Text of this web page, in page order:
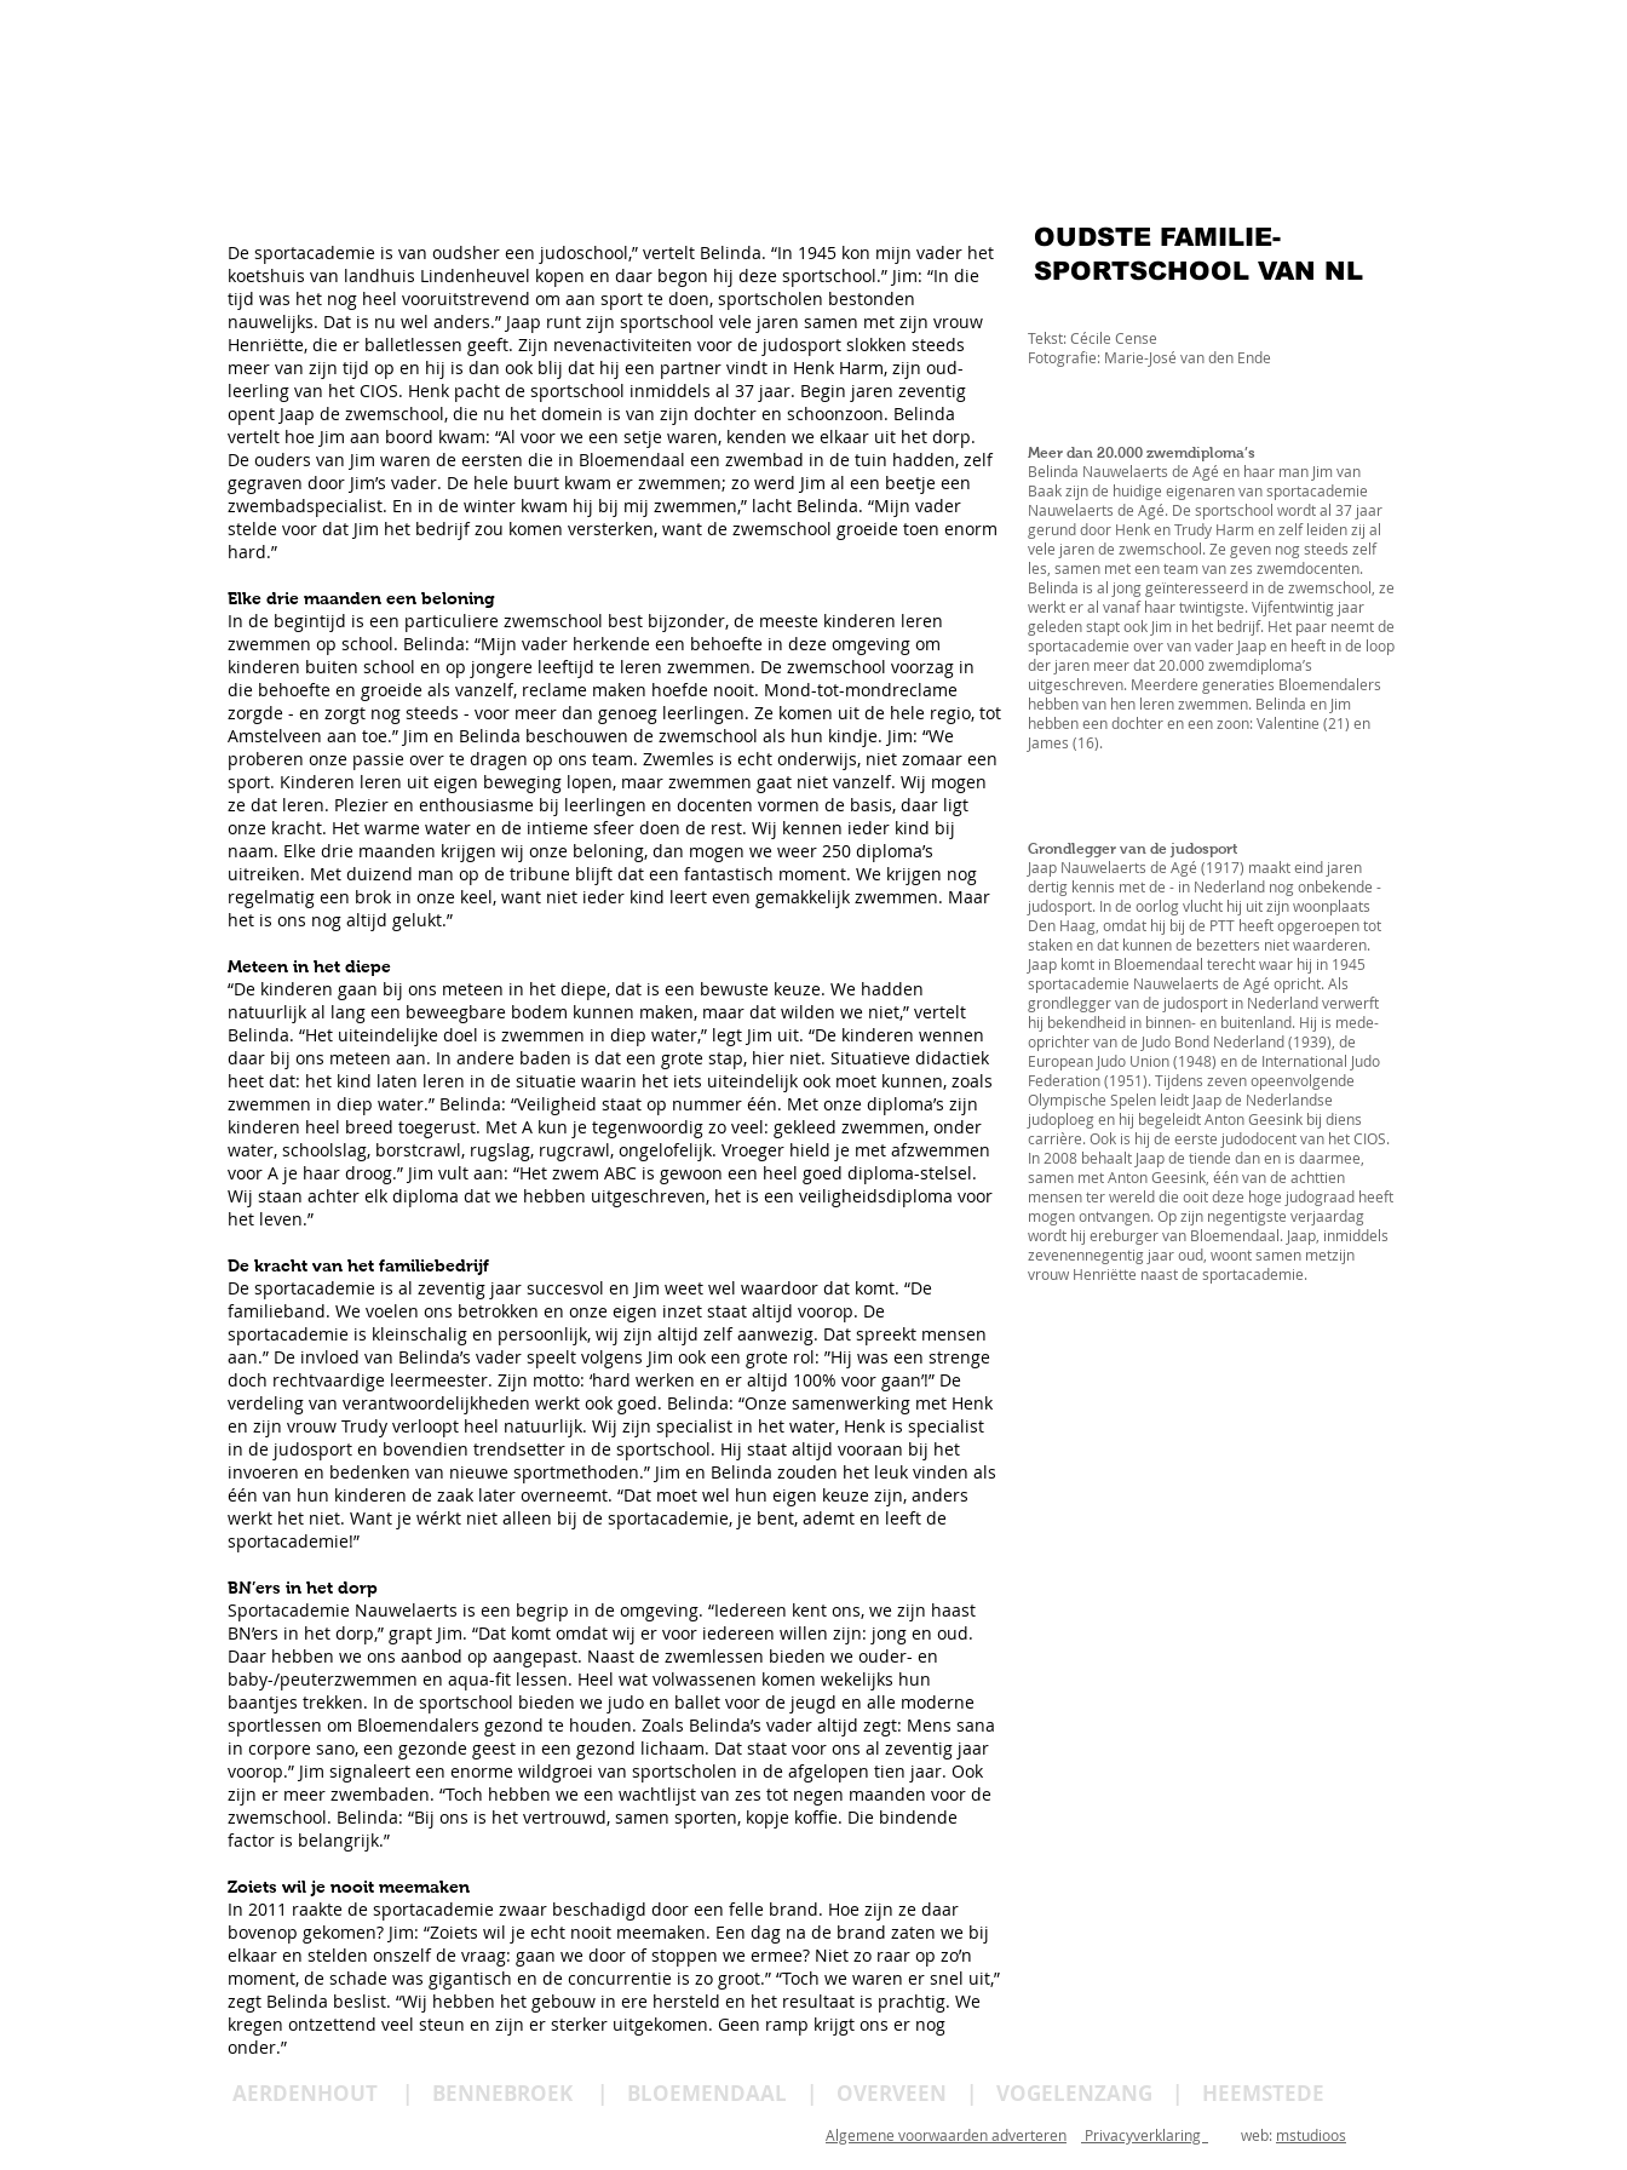
De sportacademie is van oudsher een judoschool,” vertelt Belinda. “In 1945 kon mijn vader het
koetshuis van landhuis Lindenheuvel kopen en daar begon hij deze sportschool.” Jim: “In die
tijd was het nog heel vooruitstrevend om aan sport te doen, sportscholen bestonden
nauwelijks. Dat is nu wel anders.” Jaap runt zijn sportschool vele jaren samen met zijn vrouw
Henriëtte, die er balletlessen geeft. Zijn nevenactiviteiten voor de judosport slokken steeds
meer van zijn tijd op en hij is dan ook blij dat hij een partner vindt in Henk Harm, zijn oud-
leerling van het CIOS. Henk pacht de sportschool inmiddels al 37 jaar. Begin jaren zeventig
opent Jaap de zwemschool, die nu het domein is van zijn dochter en schoonzoon. Belinda
vertelt hoe Jim aan boord kwam: “Al voor we een setje waren, kenden we elkaar uit het dorp.
De ouders van Jim waren de eersten die in Bloemendaal een zwembad in de tuin hadden, zelf
gegraven door Jim’s vader. De hele buurt kwam er zwemmen; zo werd Jim al een beetje een
zwembadspecialist. En in de winter kwam hij bij mij zwemmen,” lacht Belinda. “Mijn vader
stelde voor dat Jim het bedrijf zou komen versterken, want de zwemschool groeide toen enorm
hard.”
Elke drie maanden een beloning
In de begintijd is een particuliere zwemschool best bijzonder, de meeste kinderen leren
zwemmen op school. Belinda: “Mijn vader herkende een behoefte in deze omgeving om
kinderen buiten school en op jongere leeftijd te leren zwemmen. De zwemschool voorzag in
die behoefte en groeide als vanzelf, reclame maken hoefde nooit. Mond-tot-mondreclame
zorgde - en zorgt nog steeds - voor meer dan genoeg leerlingen. Ze komen uit de hele regio, tot
Amstelveen aan toe.” Jim en Belinda beschouwen de zwemschool als hun kindje. Jim: “We
proberen onze passie over te dragen op ons team. Zwemles is echt onderwijs, niet zomaar een
sport. Kinderen leren uit eigen beweging lopen, maar zwemmen gaat niet vanzelf. Wij mogen
ze dat leren. Plezier en enthousiasme bij leerlingen en docenten vormen de basis, daar ligt
onze kracht. Het warme water en de intieme sfeer doen de rest. Wij kennen ieder kind bij
naam. Elke drie maanden krijgen wij onze beloning, dan mogen we weer 250 diploma’s
uitreiken. Met duizend man op de tribune blijft dat een fantastisch moment. We krijgen nog
regelmatig een brok in onze keel, want niet ieder kind leert even gemakkelijk zwemmen. Maar
het is ons nog altijd gelukt.”
Meteen in het diepe
“De kinderen gaan bij ons meteen in het diepe, dat is een bewuste keuze. We hadden
natuurlijk al lang een beweegbare bodem kunnen maken, maar dat wilden we niet,” vertelt
Belinda. “Het uiteindelijke doel is zwemmen in diep water,” legt Jim uit. “De kinderen wennen
daar bij ons meteen aan. In andere baden is dat een grote stap, hier niet. Situatieve didactiek
heet dat: het kind laten leren in de situatie waarin het iets uiteindelijk ook moet kunnen, zoals
zwemmen in diep water.” Belinda: “Veiligheid staat op nummer één. Met onze diploma’s zijn
kinderen heel breed toegerust. Met A kun je tegenwoordig zo veel: gekleed zwemmen, onder
water, schoolslag, borstcrawl, rugslag, rugcrawl, ongelofelijk. Vroeger hield je met afzwemmen
voor A je haar droog.” Jim vult aan: “Het zwem ABC is gewoon een heel goed diploma-stelsel.
Wij staan achter elk diploma dat we hebben uitgeschreven, het is een veiligheidsdiploma voor
het leven.”
De kracht van het familiebedrijf
De sportacademie is al zeventig jaar succesvol en Jim weet wel waardoor dat komt. “De
familieband. We voelen ons betrokken en onze eigen inzet staat altijd voorop. De
sportacademie is kleinschalig en persoonlijk, wij zijn altijd zelf aanwezig. Dat spreekt mensen
aan.” De invloed van Belinda’s vader speelt volgens Jim ook een grote rol: ”Hij was een strenge
doch rechtvaardige leermeester. Zijn motto: ‘hard werken en er altijd 100% voor gaan’!” De
verdeling van verantwoordelijkheden werkt ook goed. Belinda: “Onze samenwerking met Henk
en zijn vrouw Trudy verloopt heel natuurlijk. Wij zijn specialist in het water, Henk is specialist
in de judosport en bovendien trendsetter in de sportschool. Hij staat altijd vooraan bij het
invoeren en bedenken van nieuwe sportmethoden.” Jim en Belinda zouden het leuk vinden als
één van hun kinderen de zaak later overneemt. “Dat moet wel hun eigen keuze zijn, anders
werkt het niet. Want je wérkt niet alleen bij de sportacademie, je bent, ademt en leeft de
sportacademie!”
BN’ers in het dorp
Sportacademie Nauwelaerts is een begrip in de omgeving. “Iedereen kent ons, we zijn haast
BN’ers in het dorp,” grapt Jim. “Dat komt omdat wij er voor iedereen willen zijn: jong en oud.
Daar hebben we ons aanbod op aangepast. Naast de zwemlessen bieden we ouder- en
baby-/peuterzwemmen en aqua-fit lessen. Heel wat volwassenen komen wekelijks hun
baantjes trekken. In de sportschool bieden we judo en ballet voor de jeugd en alle moderne
sportlessen om Bloemendalers gezond te houden. Zoals Belinda’s vader altijd zegt: Mens sana
in corpore sano, een gezonde geest in een gezond lichaam. Dat staat voor ons al zeventig jaar
voorop.” Jim signaleert een enorme wildgroei van sportscholen in de afgelopen tien jaar. Ook
zijn er meer zwembaden. “Toch hebben we een wachtlijst van zes tot negen maanden voor de
zwemschool. Belinda: “Bij ons is het vertrouwd, samen sporten, kopje koffie. Die bindende
factor is belangrijk.”
Zoiets wil je nooit meemaken
In 2011 raakte de sportacademie zwaar beschadigd door een felle brand. Hoe zijn ze daar
bovenop gekomen? Jim: “Zoiets wil je echt nooit meemaken. Een dag na de brand zaten we bij
elkaar en stelden onszelf de vraag: gaan we door of stoppen we ermee? Niet zo raar op zo’n
moment, de schade was gigantisch en de concurrentie is zo groot.” “Toch we waren er snel uit,”
zegt Belinda beslist. “Wij hebben het gebouw in ere hersteld en het resultaat is prachtig. We
kregen ontzettend veel steun en zijn er sterker uitgekomen. Geen ramp krijgt ons er nog
onder.”
Tekst: Cécile Cense
Fotografie: Marie-José van den Ende
Meer dan 20.000 zwemdiploma’s
Belinda Nauwelaerts de Agé en haar man Jim van
Baak zijn de huidige eigenaren van sportacademie
Nauwelaerts de Agé. De sportschool wordt al 37 jaar
gerund door Henk en Trudy Harm en zelf leiden zij al
vele jaren de zwemschool. Ze geven nog steeds zelf
les, samen met een team van zes zwemdocenten.
Belinda is al jong geïnteresseerd in de zwemschool, ze
werkt er al vanaf haar twintigste. Vijfentwintig jaar
geleden stapt ook Jim in het bedrijf. Het paar neemt de
sportacademie over van vader Jaap en heeft in de loop
der jaren meer dat 20.000 zwemdiploma’s
uitgeschreven. Meerdere generaties Bloemendalers
hebben van hen leren zwemmen. Belinda en Jim
hebben een dochter en een zoon: Valentine (21) en
James (16).
OUDSTE FAMILIE-
SPORTSCHOOL VAN NL
Grondlegger van de judosport
Jaap Nauwelaerts de Agé (1917) maakt eind jaren
dertig kennis met de - in Nederland nog onbekende -
judosport. In de oorlog vlucht hij uit zijn woonplaats
Den Haag, omdat hij bij de PTT heeft opgeroepen tot
staken en dat kunnen de bezetters niet waarderen.
Jaap komt in Bloemendaal terecht waar hij in 1945
sportacademie Nauwelaerts de Agé opricht. Als
grondlegger van de judosport in Nederland verwerft
hij bekendheid in binnen- en buitenland. Hij is mede-
oprichter van de Judo Bond Nederland (1939), de
European Judo Union (1948) en de International Judo
Federation (1951). Tijdens zeven opeenvolgende
Olympische Spelen leidt Jaap de Nederlandse
judoploeg en hij begeleidt Anton Geesink bij diens
carrière. Ook is hij de eerste judodocent van het CIOS.
In 2008 behaalt Jaap de tiende dan en is daarmee,
samen met Anton Geesink, één van de achttien
mensen ter wereld die ooit deze hoge judograad heeft
mogen ontvangen. Op zijn negentigste verjaardag
wordt hij ereburger van Bloemendaal. Jaap, inmiddels
zevenennegentig jaar oud, woont samen metzijn
vrouw Henriëtte naast de sportacademie.
AERDENHOUT | BENNEBROEK | BLOEMENDAAL | OVERVEEN | VOGELENZANG | HEEMSTEDE
Algemene voorwaarden adverteren Privacyverklaring web: mstudioos